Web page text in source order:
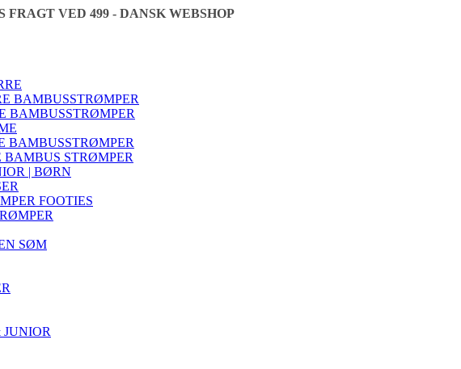
FRAGT VED 499 - DANSK WEBSHOP
BAMBUSSTRØMPER
BAMBUSSTRØMPER
BAMBUSSTRØMPER
STRØMPER
| BØRN
FOOTIES
SØM